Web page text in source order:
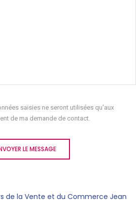
saisies ne seront utilisées qu'aux
de ma demande de contact.
LE MESSAGE
de la Vente et du Commerce Jean